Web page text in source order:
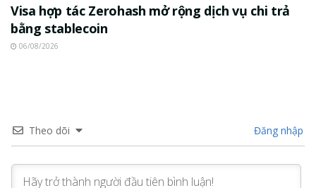
Visa hợp tác Zerohash mở rộng dịch vụ chi trả
bằng stablecoin
06/08/2026
Theo dõi Đăng nhập